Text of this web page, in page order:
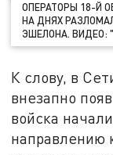
ОПЕРАТОРЫ 18-Й
НА ДНЯХ
ЭШЕЛОНА. ВИДЕО:
К слову, в
внезапно
войска
направлению